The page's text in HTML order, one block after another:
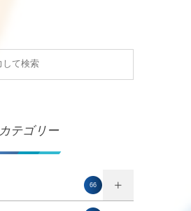
カテゴリー
66